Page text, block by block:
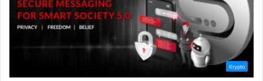
Krypto